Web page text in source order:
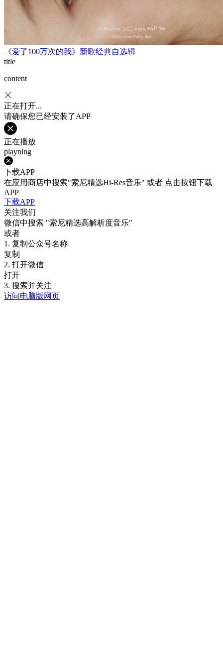
《爱了100万次的我》新歌经典自选辑
title
content
正在打开...
请确保您已经安装了APP
正在播放
playning
下载APP
在应用商店中搜索"索尼精选Hi-Res音乐" 或者 点击按钮下载
APP
下载APP
关注我们
微信中搜索 "索尼精选高解析度音乐"
或者
1. 复制公众号名称
复制
2. 打开微信
打开
3. 搜索并关注
访问电脑版网页